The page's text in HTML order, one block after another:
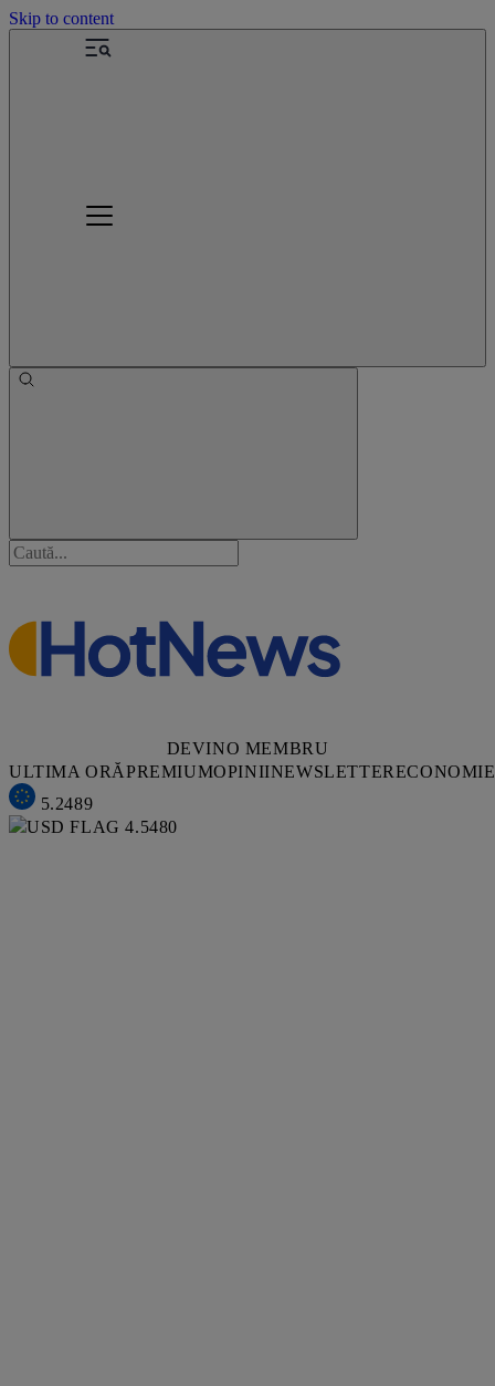
Skip to content
DEVINO MEMBRU
ULTIMA ORĂPREMIUMOPINIINEWSLETTERECONOMIE
5.2489
4.5480